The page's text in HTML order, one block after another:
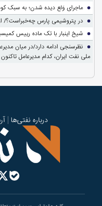
ماجرای وَلع دیده شدن؛ به سبک
در پتروشیمی پارس چه‌خبراست؟/
شیخ اینبار با تک ماده رییس
نظرسنجی ادامه دارد/در میان
ملی نفت ایران، کدام مدیرعامل
درباره نفتی‌ها